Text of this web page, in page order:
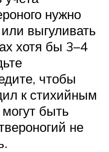
нужно
выгуливать
хотя бы 3–4
чтобы
к стихийным
быть
не